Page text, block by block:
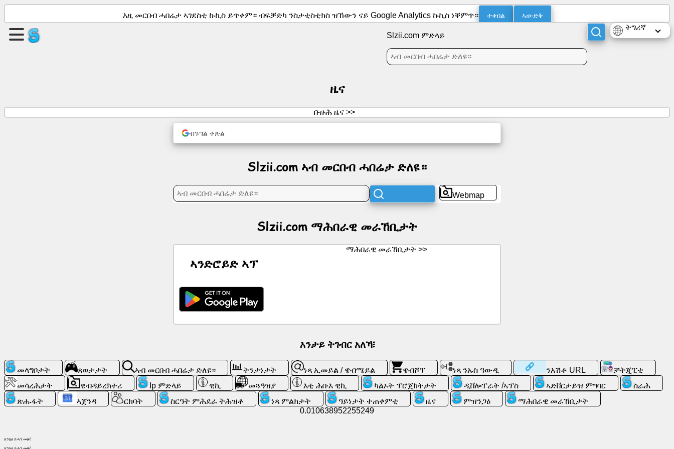
ገጽ
ጸወታታት
ኣብ
እዚ መርበብ ሓበሬታ ኣገደስቲ ኩኪስ ይጥቀም። ብፍቓድካ ንስታቲስቲክስ ዝኸውን ናይ Google Analytics ኩኪስ ነቐምጥ። ተቀበል ኣውድቅ
ትግሪኛ
Slzii.com ምድላይ
ዜና
ቡዙሕ ዜና >>
ብጉግል ቀጽል
Slzii.com ኣብ መርበብ ሓበሬታ ድለዩ።
Webmap
Slzii.com ማሕበራዊ መራኸቢታት
ኣንድሮይድ ኣፕ
ማሕበራዊ መራኸቢታት >>
እንታይ ትገብር አለኻ፧
መላግቦታት ጸወታታት ኣብ መርበብ ሓበሬታ ድለዩ። ትንታነታት ነጻ ኢመይል / ዌብሜይል ዌብሾፕ ነጻ ንኡስ ዓውዲ ንእሽቶ URL
ቻትጂፒቲ
መሳረሕታት
ዌብዳይረክተሪ Ip ምድላይ ዊኪ መጓዓዝያ እቲ ሕቡእ ዊኪ ካልኦት ፕሮጀክትታት ዲቨሎፐራት /ኣፕስ ኣድቨርታይዝ ምግባር
ስራሕ
ጽሑፋት
ኣጀንዳ ርክባት ስርዓት ምሕደራ ትሕዝቶ ነጻ ምልክታት ዓይነታት ተጠቀምቲ ዜና ምዝንጋዕ
ማሕበራዊ መራኸቢታት
0.010638952255249
እንኳዕ ደሓን መፁ!
እንኳዕ ደሓን መፁ!